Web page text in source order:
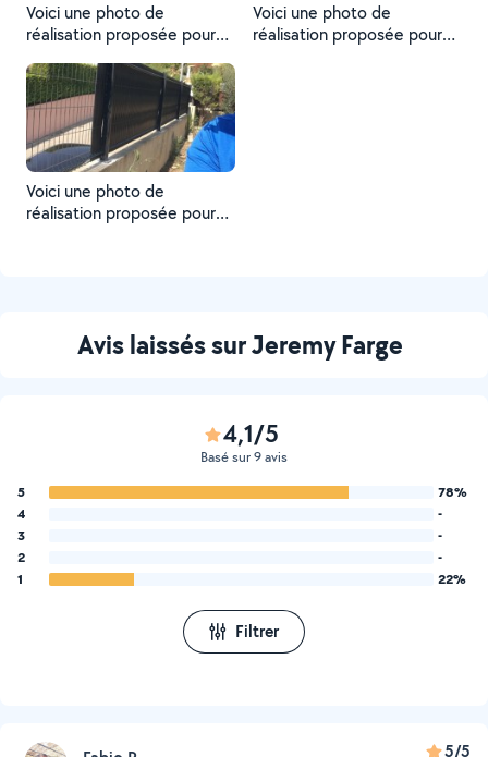
Voici une photo de
réalisation proposée pour
Voici une photo de
réalisation proposée pour
Voici une photo de
réalisation proposée pour
Avis laissés sur Jeremy Farge
4,1/5
Basé sur 9 avis
5
78%
4
-
3
-
2
-
1
22%
Filtrer
5/5